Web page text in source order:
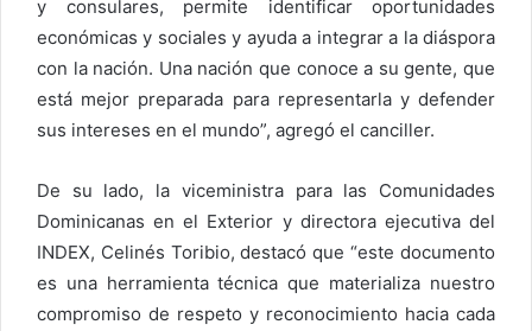
y consulares, permite identificar oportunidades
económicas y sociales y ayuda a integrar a la diáspora
con la nación. Una nación que conoce a su gente, que
está mejor preparada para representarla y defender
sus intereses en el mundo”, agregó el canciller.
De su lado, la viceministra para las Comunidades
Dominicanas en el Exterior y directora ejecutiva del
INDEX, Celinés Toribio, destacó que “este documento
es una herramienta técnica que materializa nuestro
compromiso de respeto y reconocimiento hacia cada